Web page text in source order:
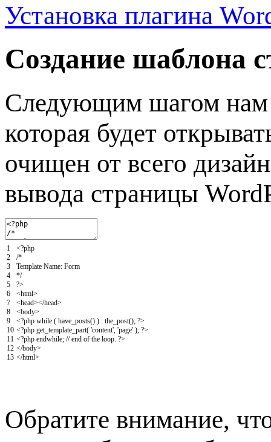
Установка плагина
Создание шаблона
Следующим шагом нам
которая будет
очищен от всего
вывода страницы
1
2
3
4
5
6
7
8
9
10
11
12
13
<?php
/*
Template Name: Form
*/
?>
<html>
<head></head>
<body>
<?php while ( have_posts() ) : the_post(); ?>
<?php get_template_part( 'content', 'page' ); ?>
<?php endwhile; // end of the loop. ?>
</body>
</html>
Обратите внимание,